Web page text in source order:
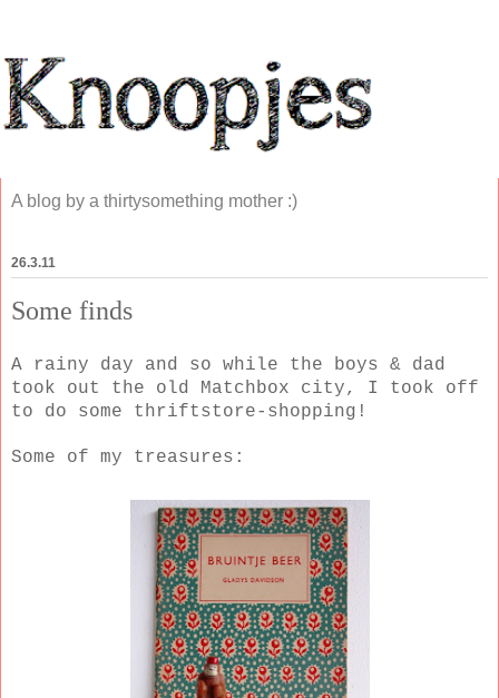
A blog by a thirtysomething mother :)
26.3.11
Some finds
A rainy day and so while the boys & dad
took out the old Matchbox city, I took off
to do some thriftstore-shopping!
Some of my treasures: